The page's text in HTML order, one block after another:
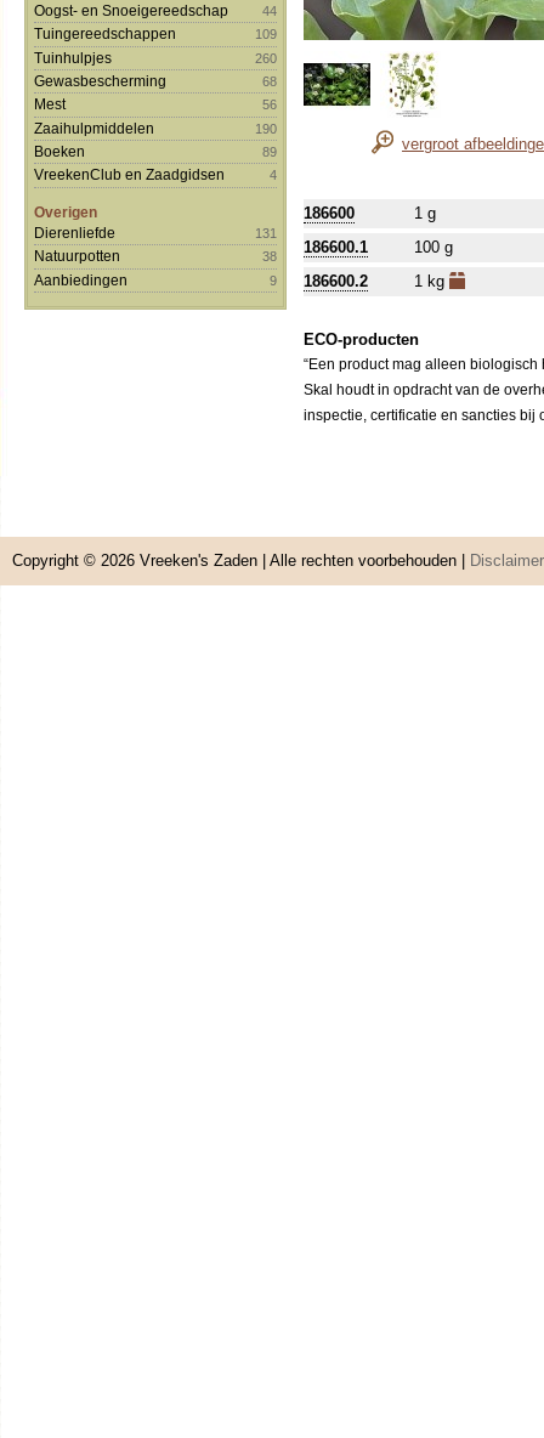
Oogst- en Snoeigereedschap
44
Tuingereedschappen 109
Tuinhulpjes 260
Gewasbescherming 68
Mest 56
Zaaihulpmiddelen 190
Boeken 89
VreekenClub en Zaadgidsen 4
Overigen
Dierenliefde
131
Natuurpotten 38
Aanbiedingen 9
vergroot
186600
1 g
186600.1
100 g
186600.2
1 kg
ECO-producten
“Een product mag alleen
Skal houdt in opdracht van de
inspectie, certificatie en sancties
Copyright © 2026 Vreeken's Zaden | Alle rechten voorbehouden | Disclaimer